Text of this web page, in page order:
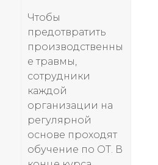
Чтобы
предотвратить
производственны
е травмы,
сотрудники
каждой
организации на
регулярной
основе проходят
обучение по ОТ. В